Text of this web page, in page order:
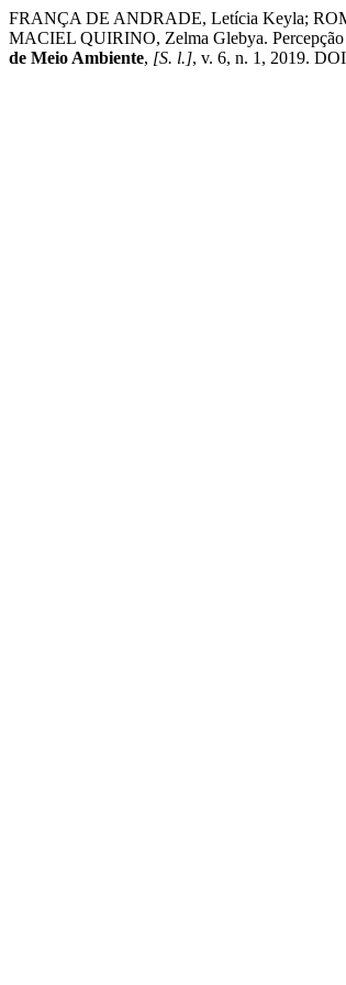
FRANÇA DE ANDRADE, Letícia Keyla;
MACIEL QUIRINO, Zelma Glebya. Percepção
de Meio Ambiente, [S. l.], v. 6, n. 1, 2019.